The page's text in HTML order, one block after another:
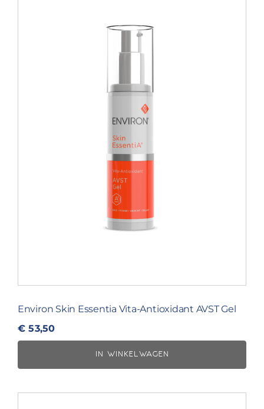
Environ Skin Essentia Vita-Antioxidant AVST Gel
€ 53,50
IN WINKELWAGEN